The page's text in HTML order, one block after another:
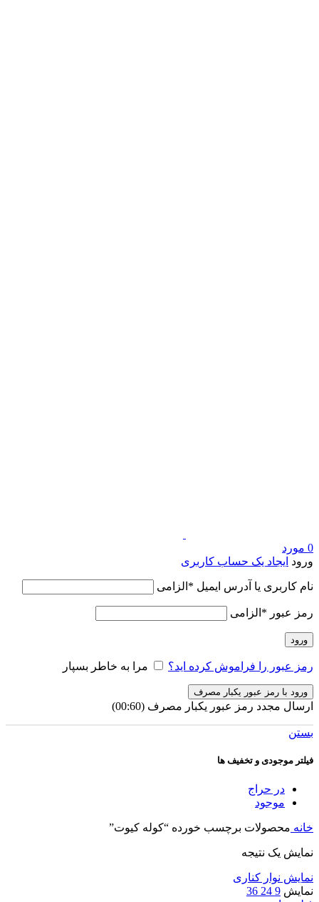
0 مورد
ورود ایجاد یک حساب کاربری
نام کاربری یا آدرس ایمیل * الزامی
رمز عبور * الزامی
ورود
رمز عبور را فراموش کرده اید؟ مرا به خاطر بسپار
ورود با رمز عبور یکبار مصرف
ارسال مجدد رمز عبور یکبار مصرف (00:
60
)
بستن
فیلتر موجودی و تخفیف ها
در حراج
موجود
خانه محصولات برچسب خورده “کوله کیوت”
نمایش یک نتیجه
نمایش نوار کناری
نمایش 9
24
36